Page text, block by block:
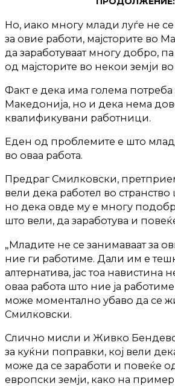
Но, иако многу млади луѓе не
за овие работи, мајсторите во
да заработуваат многу добро,
од мајсторите во некои земји
Факт е дека има голема потреба
Македонија, но и дека нема
квалификувани работници.
Еден од проблемите е што
во оваа работа.
Предраг Смилковски,
вели дека работел во
но дека овде му е многу
што вели, да заработува и
„Младите не се занимаваат за
ние ги работиме. Дали им е
алтернатива, јас тоа навистина
оваа работа што ние ја
може моментално убаво да се
Смилковски.
Слично мисли и Живко
за куќни поправки, кој вели
може да се заработи и повеќе
европски земји, како на